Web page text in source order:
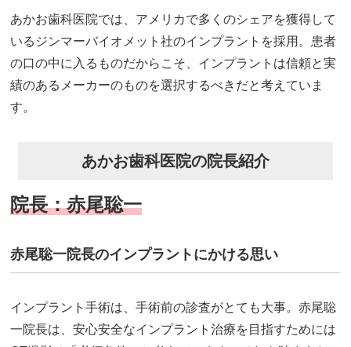
あかお歯科医院では、アメリカで多くのシェアを獲得して
いるジンマーバイオメット社のインプラントを採用。患者
の口の中に入るものだからこそ、インプラントは信頼と実
績のあるメーカーのものを選択するべきだと考えていま
す。
あかお歯科医院の院長紹介
院長：赤尾聡一
赤尾聡一院長のインプラントにかける思い
インプラント手術は、手術前の診査がとても大事。赤尾聡
一院長は、安心安全なインプラント治療を目指すためには